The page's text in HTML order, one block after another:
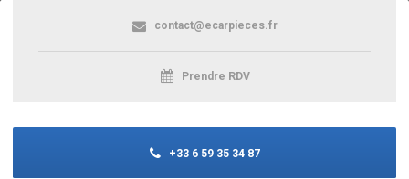
contact@ecarpieces.fr
Prendre RDV
+33 6 59 35 34 87